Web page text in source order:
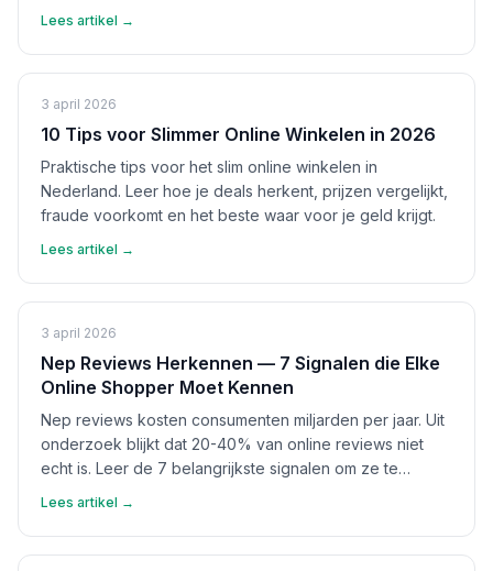
Lees artikel →
3 april 2026
10 Tips voor Slimmer Online Winkelen in 2026
Praktische tips voor het slim online winkelen in
Nederland. Leer hoe je deals herkent, prijzen vergelijkt,
fraude voorkomt en het beste waar voor je geld krijgt.
Lees artikel →
3 april 2026
Nep Reviews Herkennen — 7 Signalen die Elke
Online Shopper Moet Kennen
Nep reviews kosten consumenten miljarden per jaar. Uit
onderzoek blijkt dat 20-40% van online reviews niet
echt is. Leer de 7 belangrijkste signalen om ze te
Lees artikel →